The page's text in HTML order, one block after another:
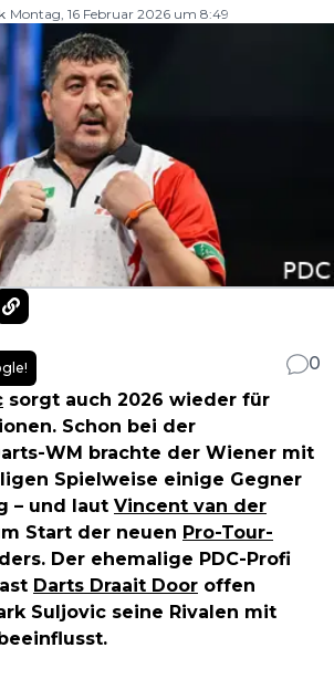
Montag, 16 Februar 2026 um 8:49
0
sorgt auch 2026 wieder für
Schon bei der
WM brachte der Wiener mit
Spielweise einige Gegner
– und laut Vincent van der
Start der neuen Pro-Tour-
Der ehemalige PDC-Profi
Darts Draait Door offen
Suljovic seine Rivalen mit